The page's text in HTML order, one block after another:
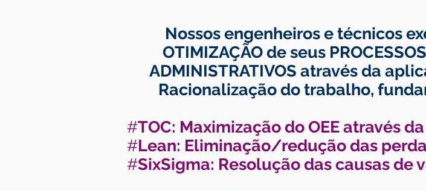
Nossos engenheiros e técnicos
OTIMIZAÇÃO de seus
ADMINISTRATIVOS através da
Racionalização do trabalho,
#TOC: Maximização do OEE através
#Lean: Eliminação/redução das
#SixSigma: Resolução das causas de